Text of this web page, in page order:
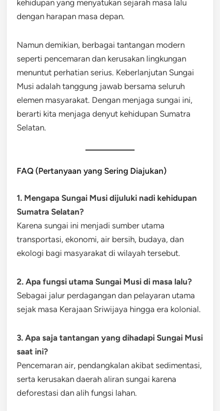
kehidupan yang menyatukan sejarah masa lalu
dengan harapan masa depan.
Namun demikian, berbagai tantangan modern
seperti pencemaran dan kerusakan lingkungan
menuntut perhatian serius. Keberlanjutan Sungai
Musi adalah tanggung jawab bersama seluruh
elemen masyarakat. Dengan menjaga sungai ini,
berarti kita menjaga denyut kehidupan Sumatra
Selatan.
FAQ (Pertanyaan yang Sering Diajukan)
1. Mengapa Sungai Musi dijuluki nadi kehidupan
Sumatra Selatan?
Karena sungai ini menjadi sumber utama
transportasi, ekonomi, air bersih, budaya, dan
ekologi bagi masyarakat di wilayah tersebut.
2. Apa fungsi utama Sungai Musi di masa lalu?
Sebagai jalur perdagangan dan pelayaran utama
sejak masa Kerajaan Sriwijaya hingga era kolonial.
3. Apa saja tantangan yang dihadapi Sungai Musi
saat ini?
Pencemaran air, pendangkalan akibat sedimentasi,
serta kerusakan daerah aliran sungai karena
deforestasi dan alih fungsi lahan.